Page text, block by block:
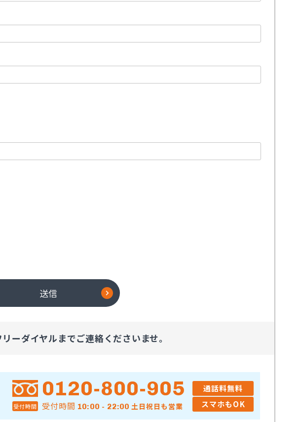
送信
ーダイヤルまでご連絡くださいませ。
0120-800-905
受付時間 受付時間 10:00 - 22:00 土日祝日も営業
通話料無料
スマホもOK